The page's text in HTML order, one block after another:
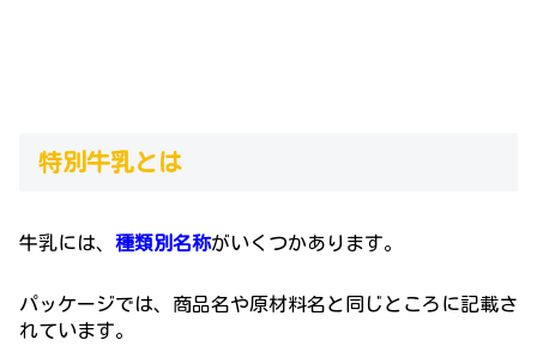
特別牛乳とは
牛乳には、 種類別名称がいくつかあります。
パッケージでは、商品名や原材料名と同じところに記載さ
れています。